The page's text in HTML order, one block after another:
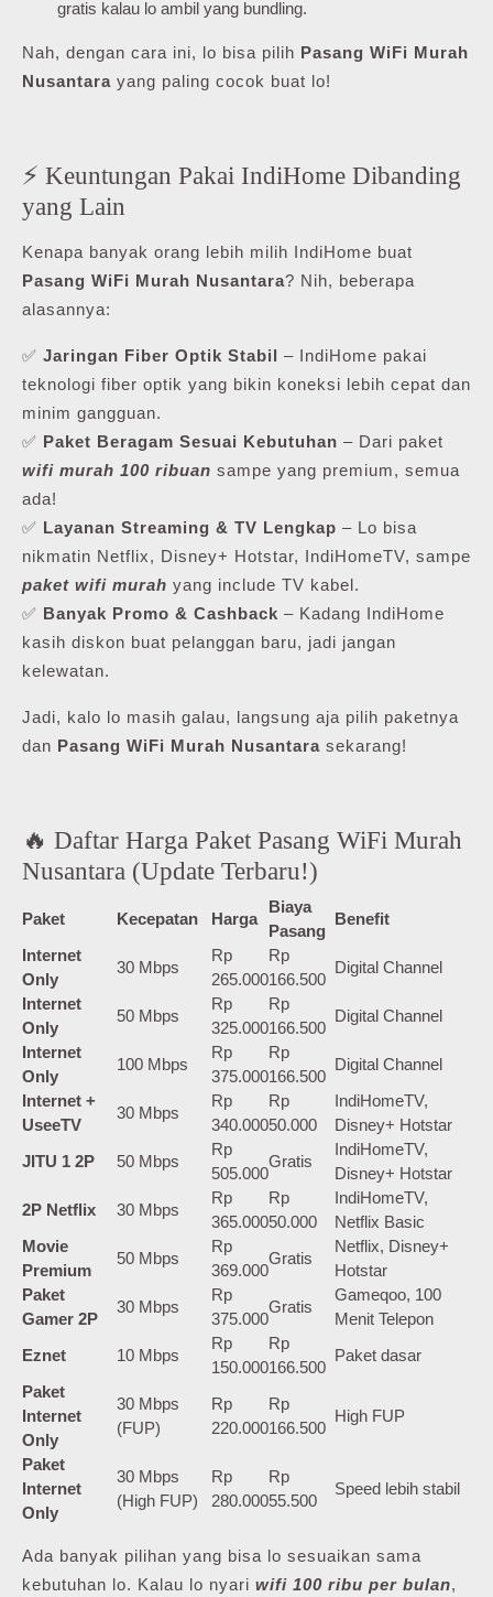
gratis kalau lo ambil yang bundling.
Nah, dengan cara ini, lo bisa pilih Pasang WiFi Murah
Nusantara yang paling cocok buat lo!
⚡ Keuntungan Pakai IndiHome Dibanding
yang Lain
Kenapa banyak orang lebih milih IndiHome buat
Pasang WiFi Murah Nusantara? Nih, beberapa
alasannya:
✅ Jaringan Fiber Optik Stabil – IndiHome pakai
teknologi fiber optik yang bikin koneksi lebih cepat dan
minim gangguan.
✅ Paket Beragam Sesuai Kebutuhan – Dari paket
wifi murah 100 ribuan sampe yang premium, semua
ada!
✅ Layanan Streaming & TV Lengkap – Lo bisa
nikmatin Netflix, Disney+ Hotstar, IndiHomeTV, sampe
paket wifi murah yang include TV kabel.
✅ Banyak Promo & Cashback – Kadang IndiHome
kasih diskon buat pelanggan baru, jadi jangan
kelewatan.
Jadi, kalo lo masih galau, langsung aja pilih paketnya
dan Pasang WiFi Murah Nusantara sekarang!
🔥 Daftar Harga Paket Pasang WiFi Murah
Nusantara (Update Terbaru!)
Paket Kecepatan Harga
Biaya
Pasang
Benefit
Internet
Only
30 Mbps
Rp
265.000
Rp
166.500
Digital Channel
Internet
Only
50 Mbps
Rp
325.000
Rp
166.500
Digital Channel
Internet
Only
100 Mbps
Rp
375.000
Rp
166.500
Digital Channel
Internet +
UseeTV
30 Mbps
Rp
340.000
Rp
50.000
IndiHomeTV,
Disney+ Hotstar
JITU 1 2P
50 Mbps
Rp
505.000
Gratis
IndiHomeTV,
Disney+ Hotstar
2P Netflix
30 Mbps
Rp
365.000
Rp
50.000
IndiHomeTV,
Netflix Basic
Movie
Premium
50 Mbps
Rp
369.000
Gratis
Netflix, Disney+
Hotstar
Paket
Gamer 2P
30 Mbps
Rp
375.000
Gratis
Gameqoo, 100
Menit Telepon
Eznet
10 Mbps
Rp
150.000
Rp
166.500
Paket dasar
Paket
Internet
Only
30 Mbps
(FUP)
Rp
220.000
Rp
166.500
High FUP
Paket
Internet
Only
30 Mbps
(High FUP)
Rp
280.000
Rp
55.500
Speed lebih stabil
Ada banyak pilihan yang bisa lo sesuaikan sama
kebutuhan lo. Kalau lo nyari wifi 100 ribu per bulan,